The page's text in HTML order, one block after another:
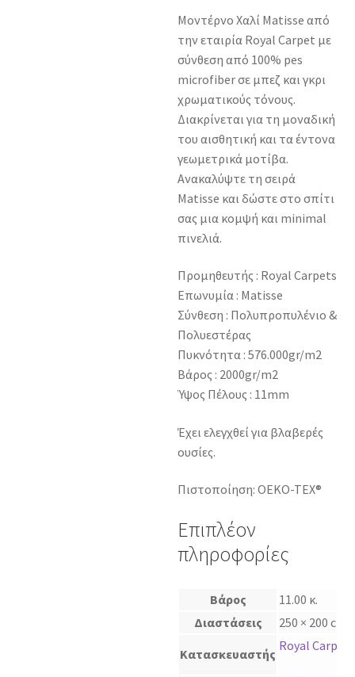
Μοντέρνο Χαλί Matisse από
την εταιρία Royal Carpet με
σύνθεση από 100% pes
microfiber σε μπεζ και γκρι
χρωματικούς τόνους.
Διακρίνεται για τη μοναδική
του αισθητική και τα έντονα
γεωμετρικά μοτίβα.
Ανακαλύψτε τη σειρά
Matisse και δώστε στο σπίτι
σας μια κομψή και minimal
πινελιά.
Προμηθευτής : Royal Carpets
Επωνυμία : Matisse
Σύνθεση : Πολυπροπυλένιο &
Πολυεστέρας
Πυκνότητα : 576.000gr/m2
Βάρος : 2000gr/m2
Ύψος Πέλους : 11mm
Έχει ελεγχθεί για βλαβερές
ουσίες.
Πιστοποίηση: OEKO-TEX®
Επιπλέον
πληροφορίες
Βάρος
11.00 κ.
Διαστάσεις
250 × 200 cm
Κατασκευαστής
Royal Carpet